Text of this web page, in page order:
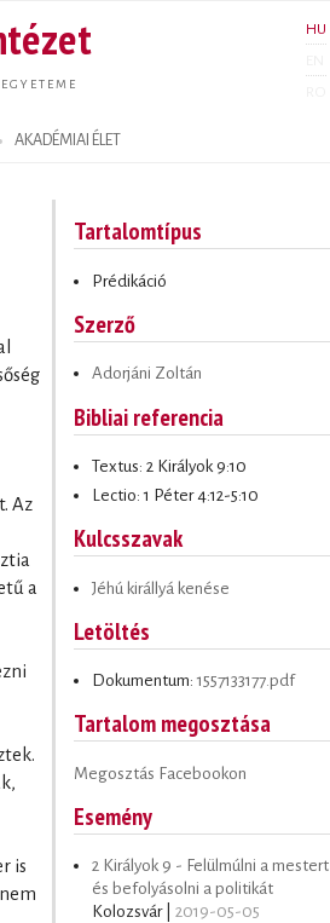
HU
AKADÉMIAI ÉLET
Az
a
is
Tartalomtípus
Prédikáció
Szerző
Adorjáni Zoltán
Bibliai referencia
Textus: 2 Királyok 9:10
Lectio: 1 Péter 4:12-5:10
Kulcsszavak
Jéhú királlyá kenése
Letöltés
Dokumentum: 1557133177.pdf
Tartalom megosztása
Megosztás Facebookon
Esemény
2 Királyok 9 - Felülmúlni a mestert
és befolyásolni a politikát
Kolozsvár | 2019-05-05